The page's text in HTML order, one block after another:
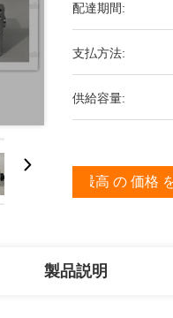
配達期間:
支払方法:
供給容量:
最高 の 価格
製品説明